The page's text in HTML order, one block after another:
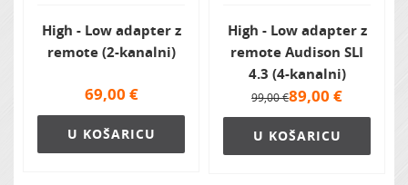
High - Low adapter z
remote (2-kanalni)
69,00 €
U KOŠARICU
High - Low adapter z
remote Audison SLI
4.3 (4-kanalni)
99,00 €89,00 €
U KOŠARICU